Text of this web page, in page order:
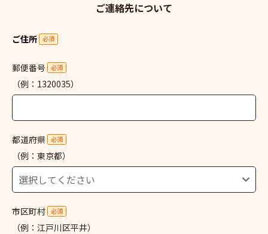
ご連絡先について
ご住所 必須
郵便番号 必須
（例：1320035）
都道府県 必須
（例：東京都）
市区町村 必須
（例：江戸川区平井）